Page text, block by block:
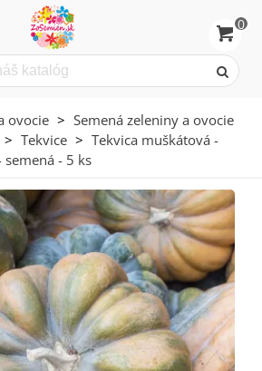
0
ovocie > Semená zeleniny a ovocie
> Tekvice > Tekvica muškátová -
semená - 5 ks